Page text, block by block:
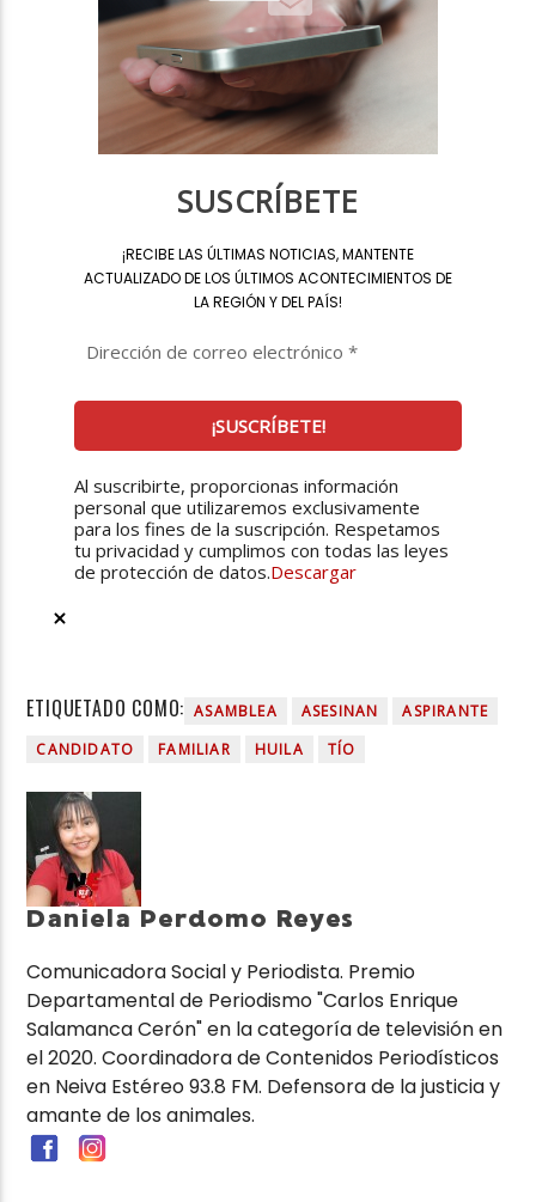
SUSCRÍBETE
¡RECIBE LAS ÚLTIMAS NOTICIAS, MANTENTE
ACTUALIZADO DE LOS ÚLTIMOS ACONTECIMIENTOS DE
LA REGIÓN Y DEL PAÍS!
Al suscribirte, proporcionas información
personal que utilizaremos exclusivamente
para los fines de la suscripción. Respetamos
tu privacidad y cumplimos con todas las leyes
de protección de datos.Descargar
ETIQUETADO COMO: ASAMBLEA ASESINAN
ASPIRANTE
CANDIDATO
FAMILIAR HUILA TÍO
Daniela Perdomo Reyes
Comunicadora Social y Periodista. Premio
Departamental de Periodismo "Carlos Enrique
Salamanca Cerón" en la categoría de televisión en
el 2020. Coordinadora de Contenidos Periodísticos
en Neiva Estéreo 93.8 FM. Defensora de la justicia y
amante de los animales.